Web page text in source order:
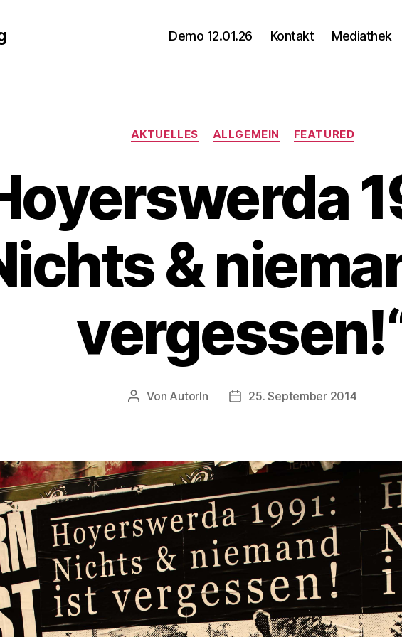
Demo 12.01.26 Kontakt Mediathek
Kategorien
AKTUELLES ALLGEMEIN FEATURED
&
Beitragsautor
Von AutorIn Veröffentlichungsdatum
25. September 2014